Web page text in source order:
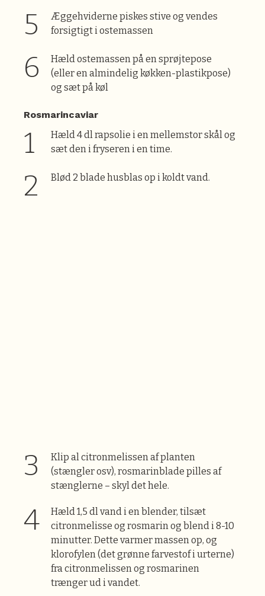
Æggehviderne piskes stive og vendes
forsigtigt i ostemassen
Hæld ostemassen på en sprøjtepose
(eller en almindelig køkken-plastikpose)
og sæt på køl
Rosmarincaviar
Hæld 4 dl rapsolie i en mellemstor skål og
sæt den i fryseren i en time.
Blød 2 blade husblas op i koldt vand.
Klip al citronmelissen af planten
(stængler osv), rosmarinblade pilles af
stænglerne – skyl det hele.
Hæld 1,5 dl vand i en blender, tilsæt
citronmelisse og rosmarin og blend i 8-10
minutter. Dette varmer massen op, og
klorofylen (det grønne farvestof i urterne)
fra citronmelissen og rosmarinen
trænger ud i vandet.